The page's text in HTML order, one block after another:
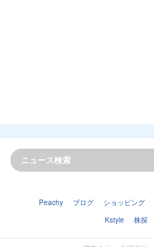
Peachy ブログ ショッピング
Kstyle
株探